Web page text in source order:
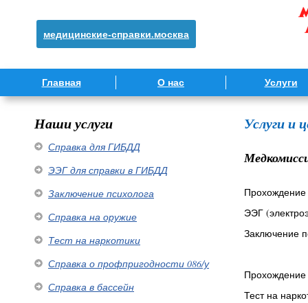
медицинские-справки.москва
Главная О нас Услуги
Наши услуги
Справка для ГИБДД
ЭЭГ для справки в ГИБДД
Заключение психолога
Справка на оружие
Тест на наркотики
Справка о профпригодности 086/у
Справка в бассейн
Услуги и
ЭЭГ
Заключение
Тест на